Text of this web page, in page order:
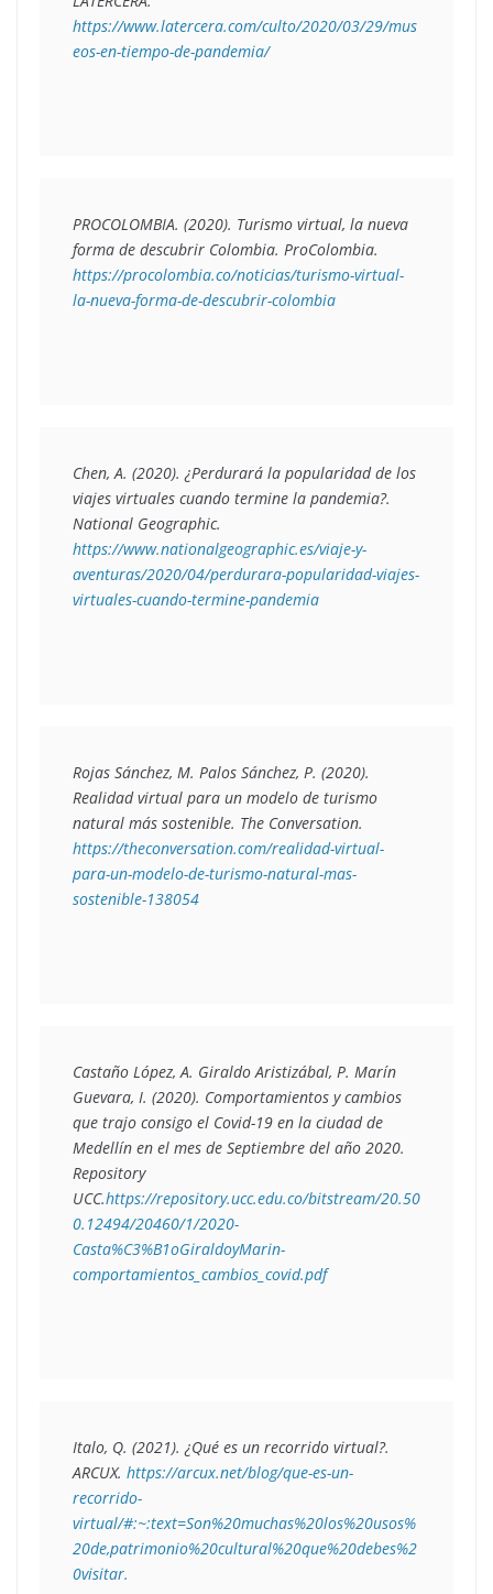
https://www.latercera.com/culto/2020/03/29/mus
eos-en-tiempo-de-pandemia/
PROCOLOMBIA. (2020). Turismo virtual, la nueva
forma de descubrir Colombia.
https://procolombia.co/noticias/turismo-virtual-
la-nueva-forma-de-descubrir-colombia
Chen, A. (2020). ¿Perdurará la popularidad de los
https://www.nationalgeographic.es/viaje-y-
aventuras/2020/04/perdurara-popularidad-viajes-
virtuales-cuando-termine-pandemia
Realidad virtual para un modelo de turismo
natural más sostenible.
https://theconversation.com/realidad-virtual-
para-un-modelo-de-turismo-natural-mas-
sostenible-138054
Castaño López, A. Giraldo Aristizábal, P. Marín
Guevara, I. (2020). Comportamientos y cambios
que trajo consigo el Covid-19 en la ciudad de
Repository
UCC.https://repository.ucc.edu.co/bitstream/20.50
0.12494/20460/1/2020-
Casta%C3%B1oGiraldoyMarin-
comportamientos_cambios_covid.pdf
Italo, Q. (2021). ¿Qué es un recorrido virtual?.
ARCUX. https://arcux.net/blog/que-es-un-
recorrido-
virtual/#:~:text=Son%20muchas%20los%20usos%
20de,patrimonio%20cultural%20que%20debes%2
0visitar.